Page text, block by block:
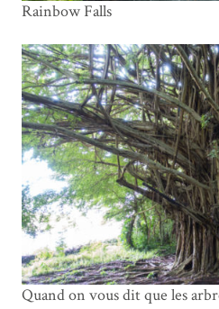
Rainbow Falls
Quand on vous dit que les